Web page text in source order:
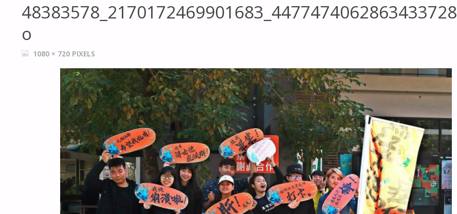
48383578_2170172469901683_4477474062863433728_
o
FULL1080 × 720 PIXELS